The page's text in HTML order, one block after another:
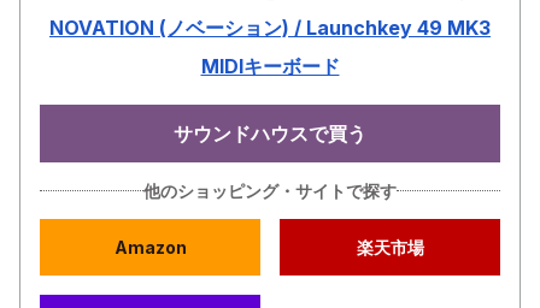
NOVATION (ノベーション) / Launchkey 49 MK3
MIDIキーボード
サウンドハウスで買う
他のショッピング・サイトで探す
Amazon 楽天市場